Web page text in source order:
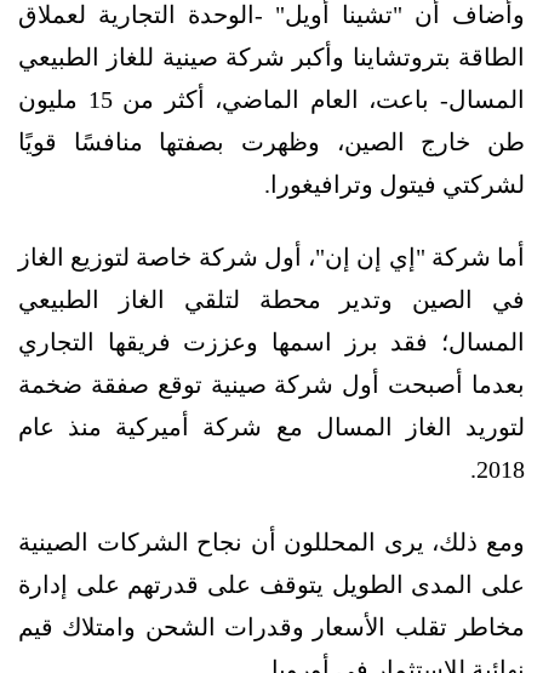
وأضاف أن "تشينا أويل" -الوحدة التجارية لعملاق
الطاقة بتروتشاينا وأكبر شركة صينية للغاز الطبيعي
المسال- باعت، العام الماضي، أكثر من 15 مليون
طن خارج الصين، وظهرت بصفتها منافسًا قويًا
لشركتي فيتول وترافيغورا.
أما شركة "إي إن إن"، أول شركة خاصة لتوزيع الغاز
في الصين وتدير محطة لتلقي الغاز الطبيعي
المسال؛ فقد برز اسمها وعززت فريقها التجاري
بعدما أصبحت أول شركة صينية توقع صفقة ضخمة
لتوريد الغاز المسال مع شركة أميركية منذ عام
2018.
ومع ذلك، يرى المحللون أن نجاح الشركات الصينية
على المدى الطويل يتوقف على قدرتهم على إدارة
مخاطر تقلب الأسعار وقدرات الشحن وامتلاك قيم